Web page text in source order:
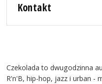
Kontakt
Czekolada to dwugodzinna
R'n'B, hip-hop, jazz i urban -